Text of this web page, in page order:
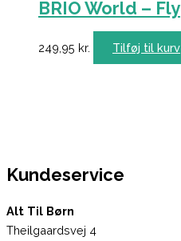
BRIO World – Fly
249,95 kr. Tilføj til kurv
Kundeservice
Alt Til Børn
Theilgaardsvej 4